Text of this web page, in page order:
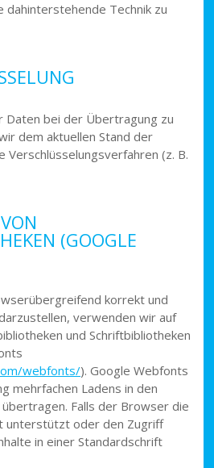
Technik zu
Daten bei der Übertragung zu
dem aktuellen Stand der
Verschlüsselungsverfahren (z. B.
(GOOGLE
korrekt und
verwenden wir auf
und Schriftbibliotheken
webfonts/). Google Webfonts
mehrfachen Ladens in den
Falls der Browser die
unterstützt oder den Zugriff
in einer Standardschrift